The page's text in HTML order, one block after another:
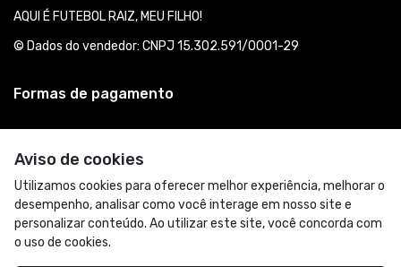
Aviso de cookies
Utilizamos cookies para oferecer melhor experiência, melhorar o
desempenho, analisar como você interage em nosso site e
personalizar conteúdo. Ao utilizar este site, você concorda com
o uso de cookies.
AQUI É FUTEBOL RAIZ, MEU FILHO!
© Dados do vendedor: CNPJ 15.302.591/0001-29
Formas de pagamento